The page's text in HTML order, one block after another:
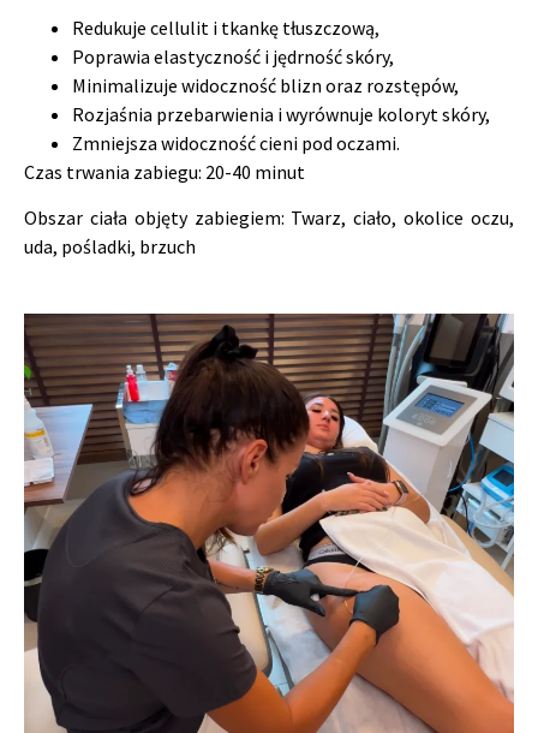
Redukuje cellulit i tkankę tłuszczową,
Poprawia elastyczność i jędrność skóry,
Minimalizuje widoczność blizn oraz rozstępów,
Rozjaśnia przebarwienia i wyrównuje koloryt skóry,
Zmniejsza widoczność cieni pod oczami.
Czas trwania zabiegu: 20-40 minut
Obszar ciała objęty zabiegiem: Twarz, ciało, okolice oczu,
uda, pośladki, brzuch